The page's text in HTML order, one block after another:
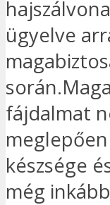
ügyelve
fájdalmat
készsége
még